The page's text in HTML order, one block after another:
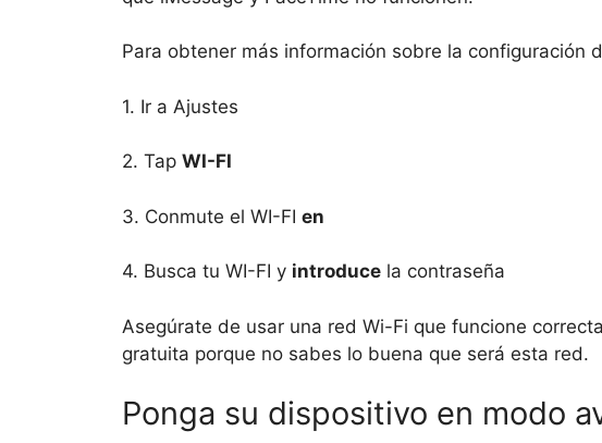
Para obtener más información sobre la configuración
1. Ir a Ajustes
2. Tap WI-FI
3. Conmute el WI-FI en
4. Busca tu WI-FI y introduce la contraseña
Asegúrate de usar una red Wi-Fi que funcione
gratuita porque no sabes lo buena que será esta red.
Ponga su dispositivo en modo